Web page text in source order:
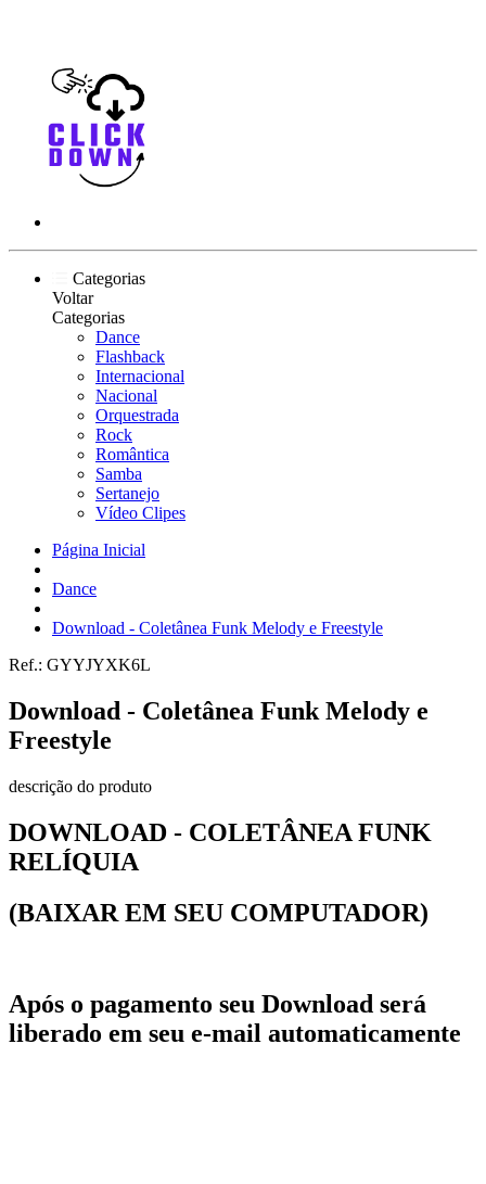
Categorias
Voltar
Categorias
Dance
Flashback
Internacional
Nacional
Orquestrada
Rock
Romântica
Samba
Sertanejo
Vídeo Clipes
Página Inicial
Dance
Download - Coletânea Funk Melody e Freestyle
Ref.: GYYJYXK6L
Download - Coletânea Funk Melody e
Freestyle
descrição do produto
DOWNLOAD - COLETÂNEA FUNK
RELÍQUIA
(BAIXAR EM SEU COMPUTADOR)
Após o pagamento seu Download será
liberado em seu e-mail automaticamente